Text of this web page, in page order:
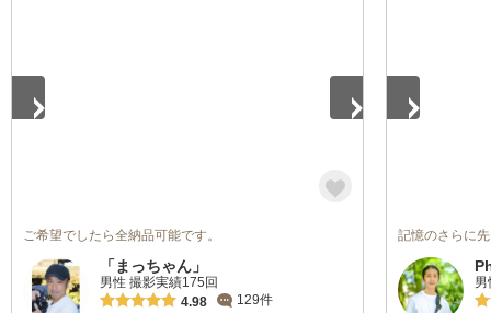
ご希望でしたら全納品可能です。
「まっちゃん」
男性 撮影実績175回
4.98
129件
記憶のさらに